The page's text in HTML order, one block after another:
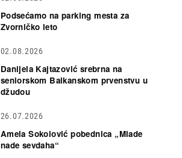
Podsećamo na parking mesta za
Zvorničko leto
02.08.2026
Danijela Kajtazović srebrna na
seniorskom Balkanskom prvenstvu u
džudou
26.07.2026
Amela Sokolović pobednica „Mlade
nade sevdaha“